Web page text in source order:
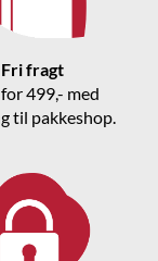
Fri fragt
499,- med
til pakkeshop.